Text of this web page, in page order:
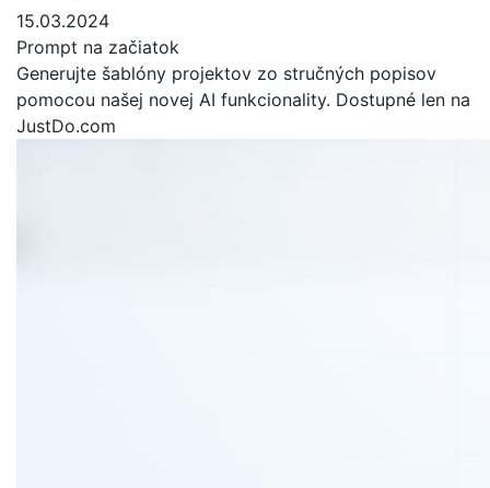
15.03.2024
Prompt na začiatok
Generujte šablóny projektov zo stručných popisov
pomocou našej novej AI funkcionality. Dostupné len na
JustDo.com